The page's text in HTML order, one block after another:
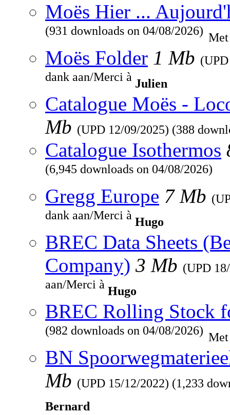
Moës Hier ...
(931 downloads on 04/08/2026)
Moës Folder 1 Mb
dank aan/Merci à Julien
Catalogue Moës -
Mb (UPD 12/09/2025) (388
Catalogue Isothermos
(6,945 downloads on 04/08/2026)
Gregg Europe 7 Mb
dank aan/Merci à Hugo
BREC Data Sheets
Company) 3 Mb (UPD
aan/Merci à Hugo
BREC Rolling Stock
(982 downloads on 04/08/2026)
BN
Mb (UPD 15/12/2022) (1,233
Bernard